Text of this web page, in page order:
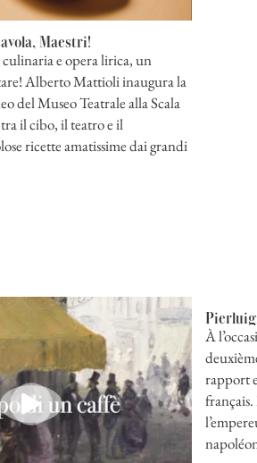
Maestri!
culinaria e opera lirica, un
Alberto Mattioli inaugura la
del Museo Teatrale alla Scala
il cibo, il teatro e il
ricette amatissime dai grandi
À
rapport
français.